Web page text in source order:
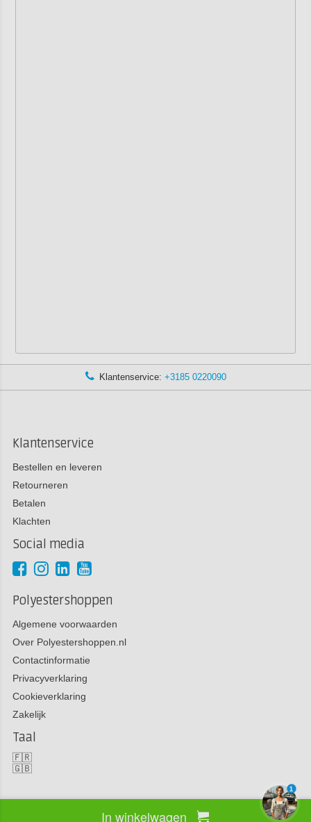
In winkelwagen
Klantenservice: +3185 0220090
Klantenservice
Bestellen en leveren
Retourneren
Betalen
Klachten
Social media
Polyestershoppen
Algemene voorwaarden
Over Polyestershoppen.nl
Contactinformatie
Privacyverklaring
Cookieverklaring
Zakelijk
Taal
🇫🇷
🇬🇧
Copyright 2026 Polyestershoppen bv
1